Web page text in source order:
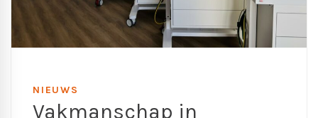
NIEUWS
Vakmanschap in